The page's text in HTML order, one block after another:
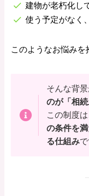
建物が老朽化し
使う予定がなく
このようなお悩みを
そんな背景
のが「相続
この制度は
の条件を
る仕組みで